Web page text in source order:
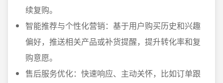
续复购。
智能推荐与个性化营销：基于用户购买历史和兴趣
偏好，推送相关产品或补货提醒，提升转化率和复
购意愿。
售后服务优化：快速响应、主动关怀，比如订单跟